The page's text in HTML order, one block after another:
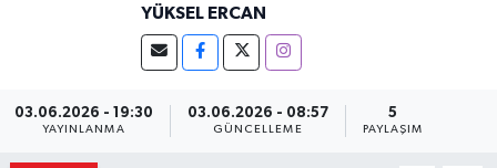
YÜKSEL ERCAN
03.06.2026 - 19:30
YAYINLANMA
03.06.2026 - 08:57
GÜNCELLEME
5
PAYLAŞIM
Haber Arşivi